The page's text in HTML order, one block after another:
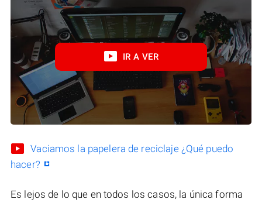
IR A VER
Vaciamos la papelera de reciclaje ¿Qué puedo
hacer?
Es lejos de lo que en todos los casos, la única forma